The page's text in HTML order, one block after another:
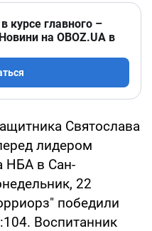
курсе главного –
на OBOZ.UA в
Святослава
лидером
НБА в Сан-
22
победили
Воспитанник